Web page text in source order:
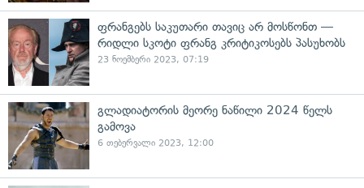
ფრანგებს საკუთარი თავიც არ მოსწონთ —
რიდლი სკოტი ფრანგ კრიტიკოსებს პასუხობს
23 ნოემბერი 2023, 07:19
გლადიატორის მეორე ნაწილი 2024 წელს
გამოვა
6 თებერვალი 2023, 12:00